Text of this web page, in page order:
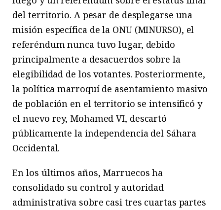
del territorio. A pesar de desplegarse una
misión específica de la ONU (MINURSO), el
referéndum nunca tuvo lugar, debido
principalmente a desacuerdos sobre la
elegibilidad de los votantes. Posteriormente,
la política marroquí de asentamiento masivo
de población en el territorio se intensificó y
el nuevo rey, Mohamed VI, descartó
públicamente la independencia del Sáhara
Occidental.
En los últimos años, Marruecos ha
consolidado su control y autoridad
administrativa sobre casi tres cuartas partes